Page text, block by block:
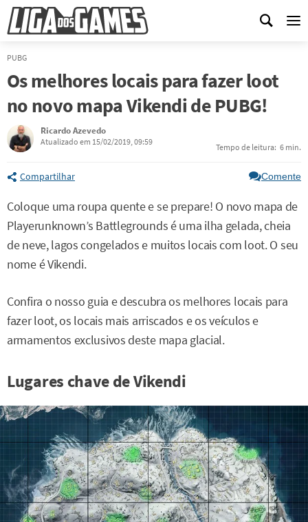
PUBG
Os melhores locais para fazer loot
no novo mapa Vikendi de PUBG!
Ricardo Azevedo
Atualizado em 15/02/2019, 09:59
Tempo de leitura: 6 min.
Compartilhar Comente
Coloque uma roupa quente e se prepare! O novo mapa de
Playerunknown’s Battlegrounds é uma ilha gelada, cheia
de neve, lagos congelados e muitos locais com loot. O seu
nome é Vikendi.
Confira o nosso guia e descubra os melhores locais para
fazer loot, os locais mais arriscados e os veículos e
armamentos exclusivos deste mapa glacial.
Lugares chave de Vikendi